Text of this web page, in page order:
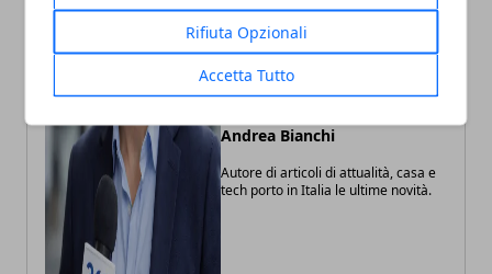
Rifiuta Opzionali
Accetta Tutto
Andrea Bianchi
Autore di articoli di attualità, casa e
tech porto in Italia le ultime novità.